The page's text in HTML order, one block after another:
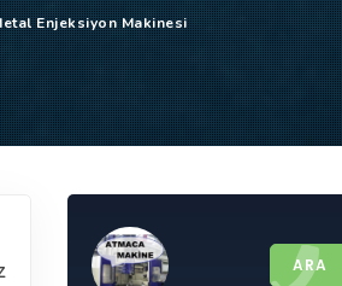
Enjeksiyon Makinesi
ARA